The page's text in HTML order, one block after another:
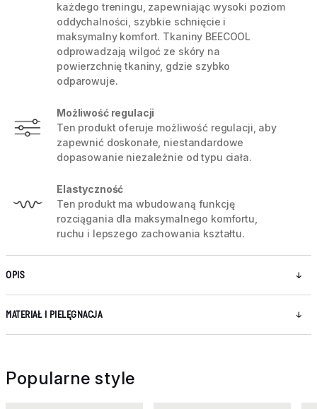
każdego treningu, zapewniając wysoki poziom
oddychalności, szybkie schnięcie i
maksymalny komfort. Tkaniny BEECOOL
odprowadzają wilgoć ze skóry na
powierzchnię tkaniny, gdzie szybko
odparowuje.
Możliwość regulacji
Ten produkt oferuje możliwość regulacji, aby
zapewnić doskonałe, niestandardowe
dopasowanie niezależnie od typu ciała.
Elastyczność
Ten produkt ma wbudowaną funkcję
rozciągania dla maksymalnego komfortu,
ruchu i lepszego zachowania kształtu.
OPIS
MATERIAŁ I PIELĘGNACJA
Popularne style